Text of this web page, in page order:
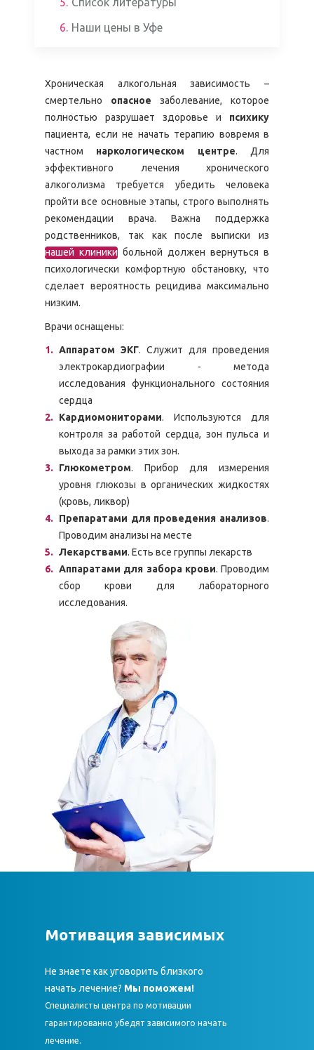
6. Наши цены в Уфе
Хроническая алкогольная зависимость –
смертельно опасное заболевание, которое
полностью разрушает здоровье и психику
пациента, если не начать терапию вовремя в
частном наркологическом центре. Для
эффективного лечения хронического
алкоголизма требуется убедить человека
пройти все основные этапы, строго выполнять
рекомендации врача. Важна поддержка
родственников, так как после выписки из
нашей клиники больной должен вернуться в
психологически комфортную обстановку, что
сделает вероятность рецидива максимально
низким.
Врачи оснащены:
Аппаратом ЭКГ. Служит для проведения
электрокардиографии - метода
исследования функционального состояния
сердца
Кардиомониторами. Используются для
контроля за работой сердца, зон пульса и
выхода за рамки этих зон.
Глюкометром. Прибор для измерения
уровня глюкозы в органических жидкостях
(кровь, ликвор)
Препаратами для проведения анализов.
Проводим анализы на месте
Лекарствами. Есть все группы лекарств
Аппаратами для забора крови. Проводим
сбор крови для лабораторного
исследования.
Мотивация зависимых
Не знаете как уговорить близкого
начать лечение? Мы поможем!
Специалисты центра по мотивации
гарантированно убедят зависимого начать
лечение.